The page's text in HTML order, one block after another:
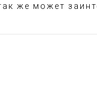
же может